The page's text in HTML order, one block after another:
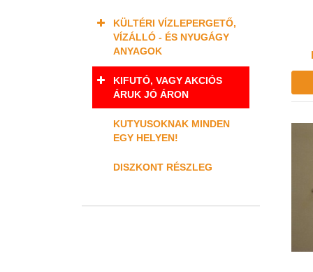
KÜLTÉRI VÍZLEPERGETŐ,
VÍZÁLLÓ - ÉS NYUGÁGY
ANYAGOK
KIFUTÓ, VAGY AKCIÓS
ÁRUK JÓ ÁRON
KUTYUSOKNAK MINDEN
EGY HELYEN!
DISZKONT RÉSZLEG